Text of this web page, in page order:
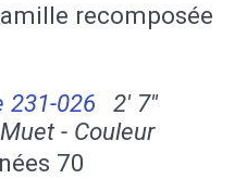
recomposée
231-026
2' 7''
- Couleur
70